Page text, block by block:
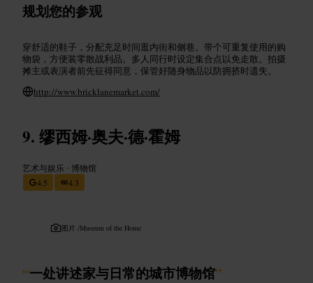
规划您的参观
穿舒适的鞋子，分配充足时间逛内街和侧巷。带个可重复使用的购
物袋，方便装零散战利品。多人同行时设定集合点以免走散。拍摄
摊主或表演者前先征得同意，保管好随身物品以防拥挤时遗失。
http://www.bricklanemarket.com/
缪西姆·奥夫·德·霍姆
艺术与娱乐 •博物馆
4.5
4.3
图片 /Museum of the Home
“一处讲述家与日常的城市博物馆”